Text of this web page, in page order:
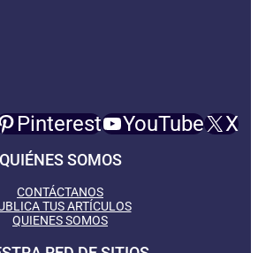
Pinterest YouTube X
QUIÉNES SOMOS
CONTÁCTANOS
TUS ARTÍCULOS
QUIENES SOMOS